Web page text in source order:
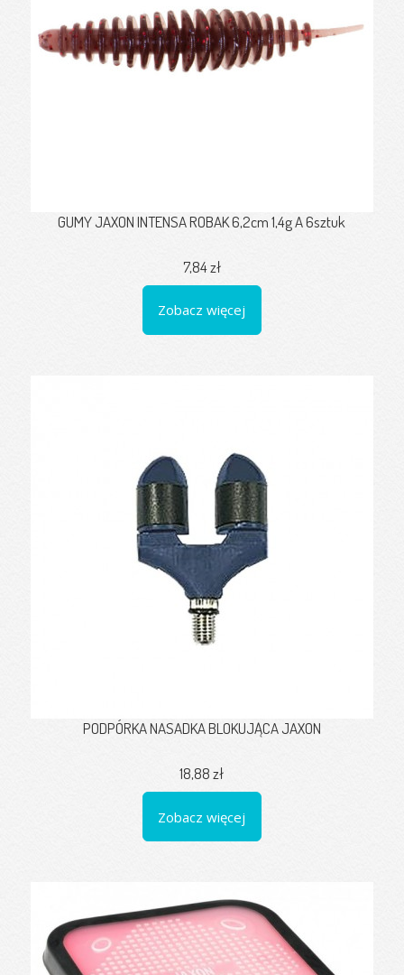
GUMY JAXON INTENSA ROBAK 6,2cm 1,4g A 6sztuk
7,84 zł
Zobacz więcej
PODPÓRKA NASADKA BLOKUJĄCA JAXON
18,88 zł
Zobacz więcej